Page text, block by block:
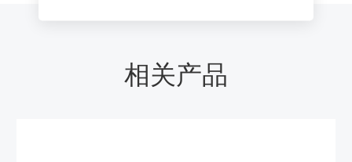
相关产品